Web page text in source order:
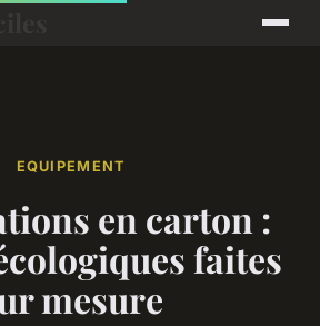
EQUIPEMENT
en carton :
faites
mesure